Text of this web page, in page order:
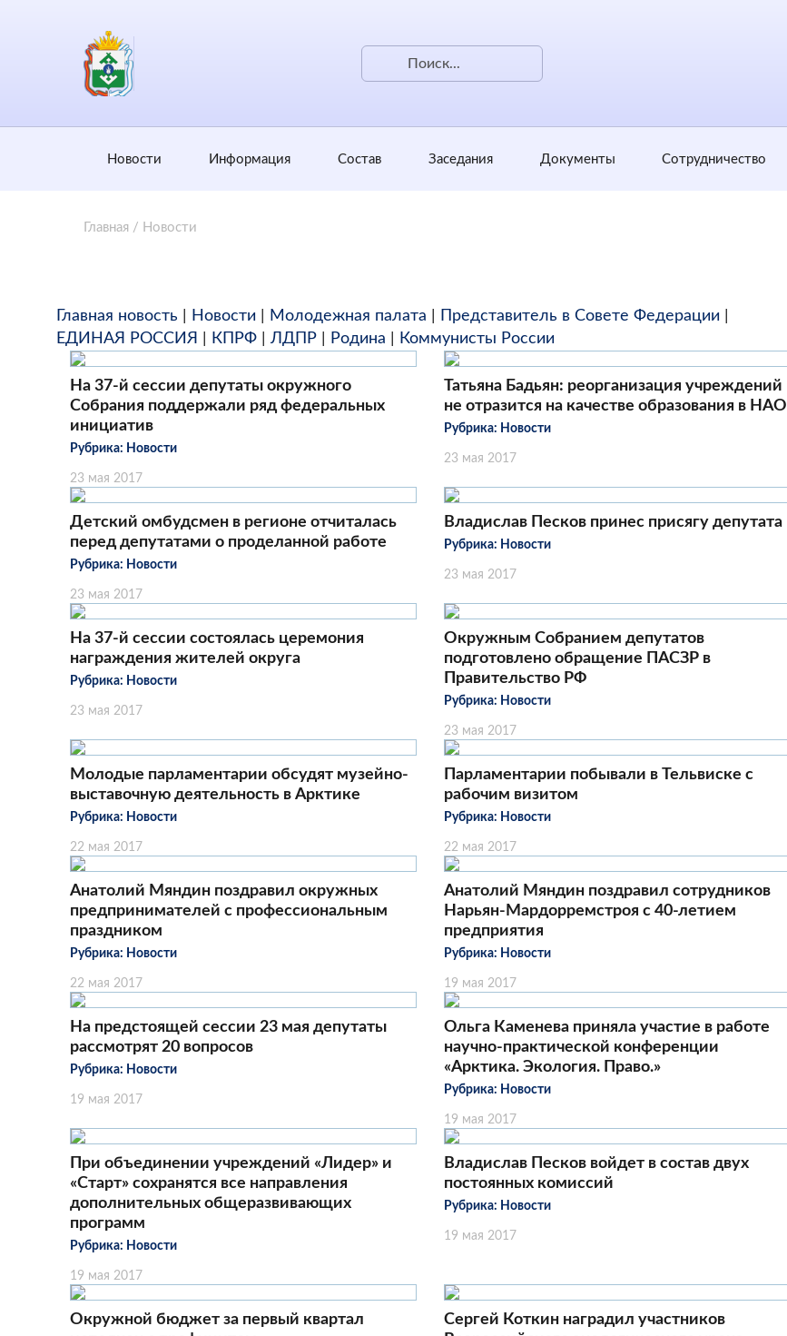
Новости Информация Состав Заседания Документы Сотрудничество
Главная / Новости
Главная новость Новости Молодежная палата Представитель в Совете Федерации
ЕДИНАЯ РОССИЯ
КПРФ ЛДПР Родина Коммунисты России
На 37-й сессии депутаты окружного
Собрания поддержали ряд федеральных
инициатив
Рубрика: Новости
23 мая 2017
Татьяна Бадьян: реорганизация учреждений
не отразится на качестве образования в НАО
Рубрика: Новости
23 мая 2017
Детский омбудсмен в регионе отчиталась
перед депутатами о проделанной работе
Рубрика: Новости
23 мая 2017
Владислав Песков принес присягу депутата
Рубрика: Новости
23 мая 2017
На 37-й сессии состоялась церемония
награждения жителей округа
Рубрика: Новости
23 мая 2017
Окружным Собранием депутатов
подготовлено обращение ПАСЗР в
Правительство РФ
Рубрика: Новости
23 мая 2017
Молодые парламентарии обсудят музейно-
выставочную деятельность в Арктике
Рубрика: Новости
22 мая 2017
Парламентарии побывали в Тельвиске с
рабочим визитом
Рубрика: Новости
22 мая 2017
Анатолий Мяндин поздравил окружных
предпринимателей с профессиональным
праздником
Рубрика: Новости
22 мая 2017
Анатолий Мяндин поздравил сотрудников
Нарьян-Мардорремстроя с 40-летием
предприятия
Рубрика: Новости
19 мая 2017
На предстоящей сессии 23 мая депутаты
рассмотрят 20 вопросов
Рубрика: Новости
19 мая 2017
Ольга Каменева приняла участие в работе
научно-практической конференции
«Арктика. Экология. Право.»
Рубрика: Новости
19 мая 2017
При объединении учреждений «Лидер» и
«Старт» сохранятся все направления
дополнительных общеразвивающих
программ
Рубрика: Новости
19 мая 2017
Владислав Песков войдет в состав двух
постоянных комиссий
Рубрика: Новости
19 мая 2017
Окружной бюджет за первый квартал
Сергей Коткин наградил участников